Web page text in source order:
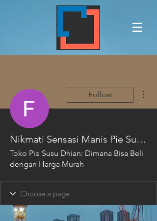
Follow
Nikmati Sensasi Manis Pie Susu Dhian Bali dari Toko Grosir Terpercaya dan Murah
Toko Pie Susu Dhian: Dimana Bisa Beli
dengan Harga Murah